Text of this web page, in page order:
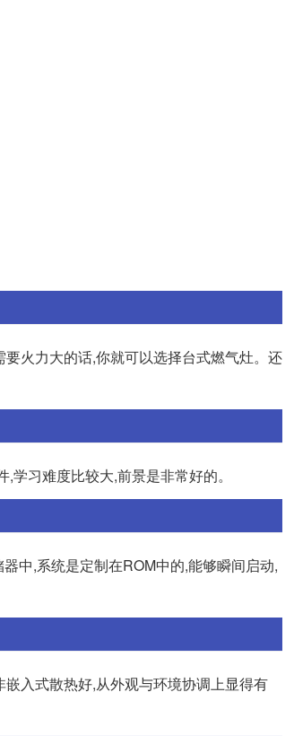
火力大的话,你就可以选择台式燃气灶。还
习难度比较大,前景是非常好的。
中,系统是定制在ROM中的,能够瞬间启动,
入式散热好,从外观与环境协调上显得有